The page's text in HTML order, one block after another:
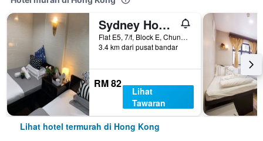
Sydney Hostel
Flat E5, 7/f, Block E, Chungking Mansion, Hong Kong, Hong Kong
3.4 km dari pusat bandar
RM 82
Lihat
Tawaran
Lihat hotel termurah di Hong Kong